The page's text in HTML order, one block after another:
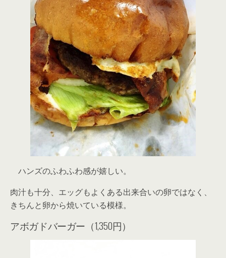
ハンズのふわふわ感が嬉しい。
肉汁も十分、エッグもよくある出来合いの卵ではなく、
きちんと卵から焼いている模様。
アボガドバーガー（1,350円）